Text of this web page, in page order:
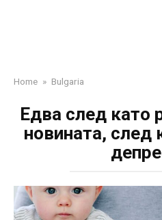
Home » Bulgaria
Едва след като
новината, след